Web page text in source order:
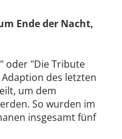
Ende der Nacht,
" oder "Die Tribute
des letzten
um dem
So wurden im
insgesamt fünf